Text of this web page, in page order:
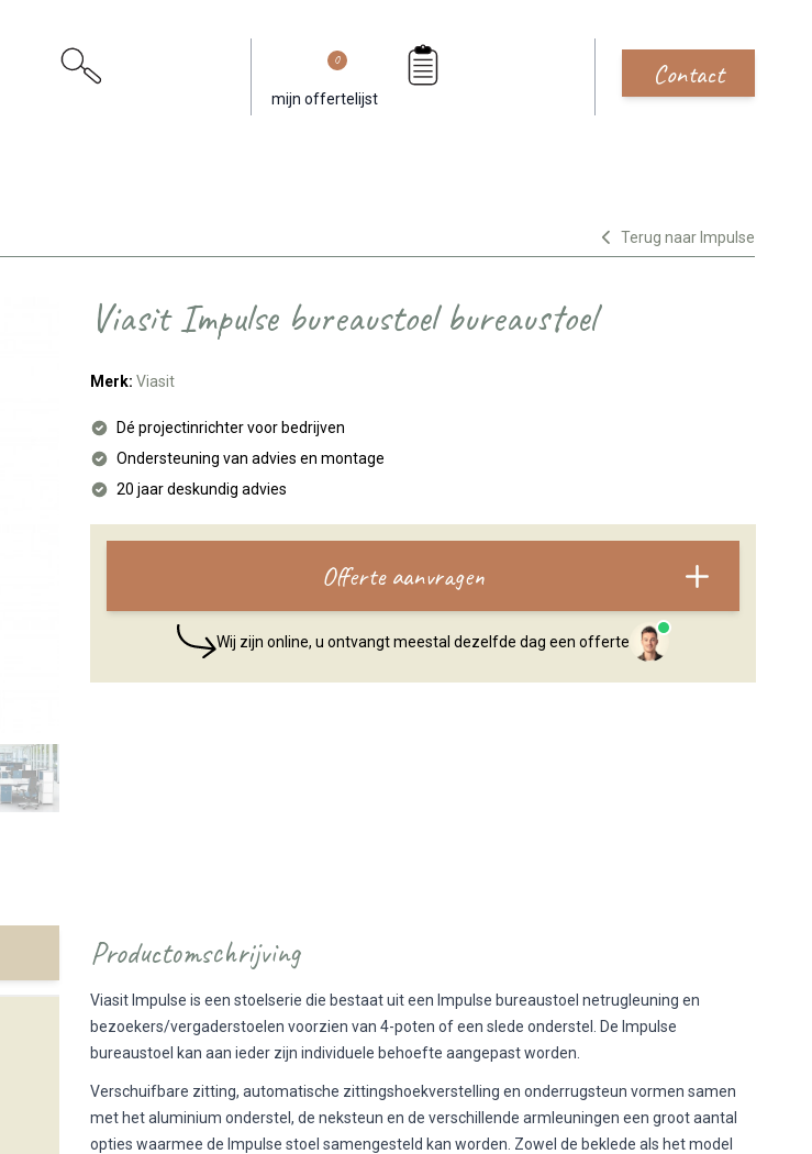
mijn offertelijst
0 Contact
Terug naar Impulse
Viasit Impulse bureaustoel bureaustoel
Merk: Viasit
Dé projectinrichter voor bedrijven
Ondersteuning van advies en montage
20 jaar deskundig advies
Offerte aanvragen
Wij zijn online, u ontvangt meestal dezelfde dag een offerte
Productomschrijving
Viasit Impulse is een stoelserie die bestaat uit een Impulse bureaustoel netrugleuning en
bezoekers/vergaderstoelen voorzien van 4-poten of een slede onderstel. De Impulse
bureaustoel kan aan ieder zijn individuele behoefte aangepast worden.
Verschuifbare zitting, automatische zittingshoekverstelling en onderrugsteun vormen samen
met het aluminium onderstel, de neksteun en de verschillende armleuningen een groot aantal
opties waarmee de Impulse stoel samengesteld kan worden. Zowel de beklede als het model